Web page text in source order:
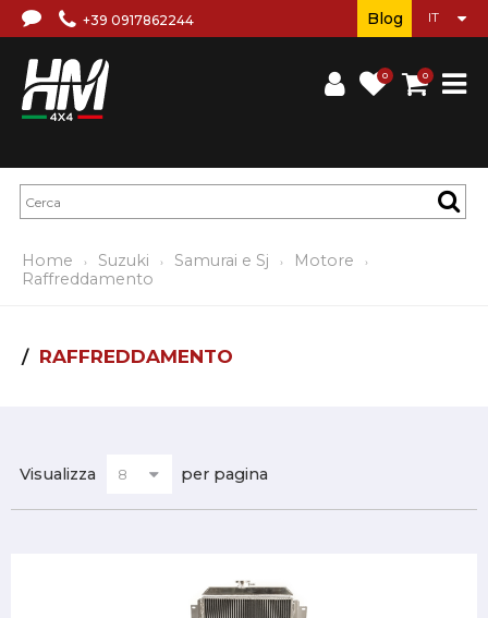
+39 0917862244
0 0
Blog
Home Suzuki Samurai e Sj
Motore
Raffreddamento
RAFFREDDAMENTO
Visualizza per pagina